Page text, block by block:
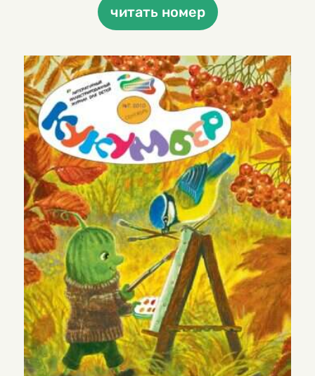
читать номер